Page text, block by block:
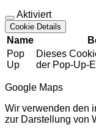
Aktiviert
Cookie Details
Name
Pop
Up
Dieses
der Pop-Up-
Google Maps
Wir verwenden den
zur Darstellung von